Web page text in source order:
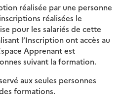
réalisée par une personne
réalisées le
pour les salariés de cette
l’Inscription ont accès au
Apprenant est
suivant la formation.
aux seules personnes
formations.